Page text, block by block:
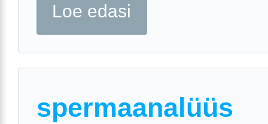
Loe edasi
spermaanalüüs